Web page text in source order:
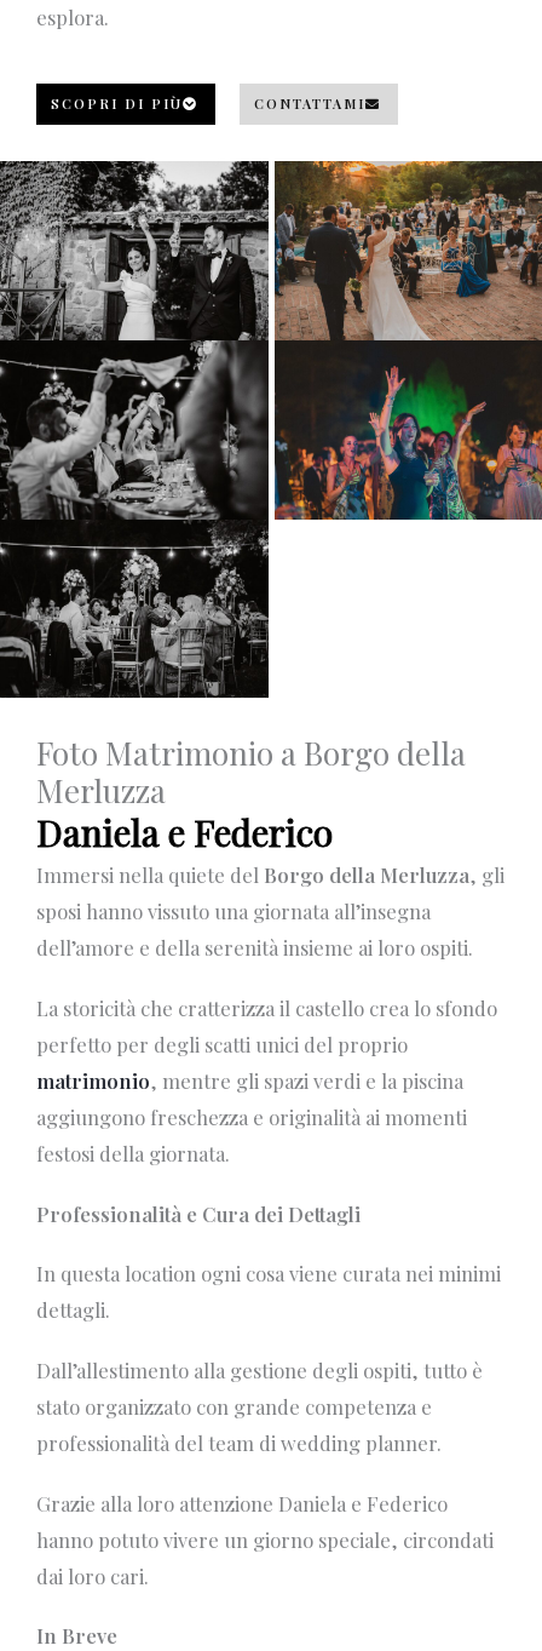
esplora.
SCOPRI DI PIÙ CONTATTAMI
Foto Matrimonio a Borgo della
Merluzza
Daniela e Federico
Immersi nella quiete del Borgo della Merluzza, gli
sposi hanno vissuto una giornata all’insegna
dell’amore e della serenità insieme ai loro ospiti.
La storicità che cratterizza il castello crea lo sfondo
perfetto per degli scatti unici del proprio
matrimonio, mentre gli spazi verdi e la piscina
aggiungono freschezza e originalità ai momenti
festosi della giornata.
Professionalità e Cura dei Dettagli
In questa location ogni cosa viene curata nei minimi
dettagli.
Dall’allestimento alla gestione degli ospiti, tutto è
stato organizzato con grande competenza e
professionalità del team di wedding planner.
Grazie alla loro attenzione Daniela e Federico
hanno potuto vivere un giorno speciale, circondati
dai loro cari.
In Breve